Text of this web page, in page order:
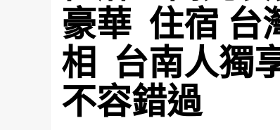
豪華 住宿 台
相 台南人獨
不容錯過